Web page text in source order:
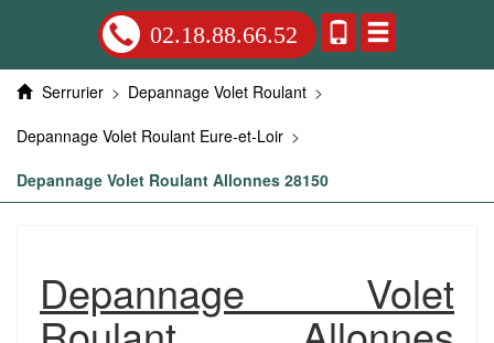
02.18.88.66.52
Serrurier > Depannage Volet Roulant >
Depannage Volet Roulant Eure-et-Loir >
Depannage Volet Roulant Allonnes 28150
Depannage Volet